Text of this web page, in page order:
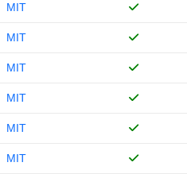
MIT
MIT
MIT
MIT
MIT
MIT